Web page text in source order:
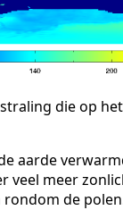
die op
aarde
veel meer
de